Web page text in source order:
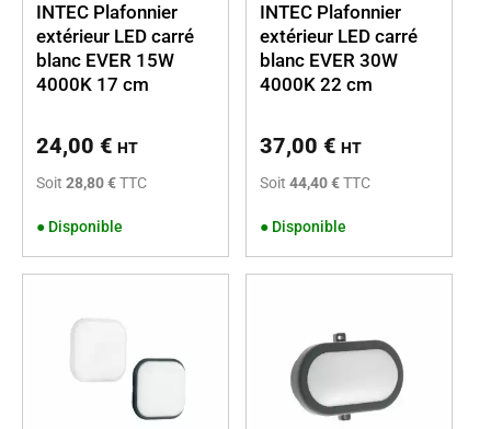
INTEC Plafonnier
extérieur LED carré
blanc EVER 15W
4000K 17 cm
24,00 € HT
Soit 28,80 €TTC
● Disponible
INTEC Plafonnier
extérieur LED carré
blanc EVER 30W
4000K 22 cm
37,00 € HT
Soit 44,40 €TTC
● Disponible